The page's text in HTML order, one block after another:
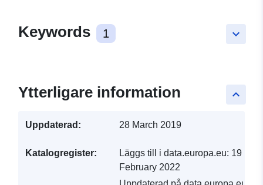
keyboard_arrow_down
Keywords 1
keyboard_arrow_up
Ytterligare information
Uppdaterad: 28 March 2019
Katalogregister: Läggs till i data.europa.eu: 19
February 2022